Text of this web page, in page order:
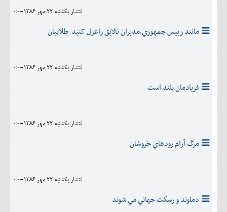
انتشار:يکشنبه 22 مهر 1386-0:0
مانند رييس جمهوري،مديران نالايق راعزل کنيد-طلابيان
انتشار:يکشنبه 22 مهر 1386-0:0
فريادمان بلند است
انتشار:يکشنبه 22 مهر 1386-0:0
مرگ آرام رودهاي خروشان
انتشار:يکشنبه 22 مهر 1386-0:0
دماوند و رسكت جهاني مي شوند